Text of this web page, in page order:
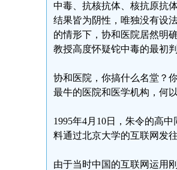
中毒、抗核抗体、核抗原抗
结果皆为阴性，唯独没有设
的情形下，协和医院居然明
教授高度怀疑铊中毒的最初
协和医院，你搞什么名堂？
最牛的医院和医学机构，何
1995年4月10日，朱令的高
料通过北京大学的互联网发
由于当时中国的互联网运用